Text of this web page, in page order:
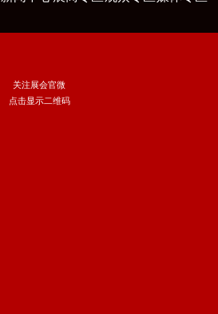
关注展会官微
点击显示二维码